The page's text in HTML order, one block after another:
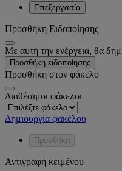
Επεξεργασία
Προσθήκη Ειδοποίησης
Με αυτή την ενέργεια, θα
Προσθήκη ειδοποίησης
Προσθήκη στον φάκελο
Διαθέσιμοι φάκελοι
Δημιουργία φακέλου
Προσθήκη
Αντιγραφή κειμένου